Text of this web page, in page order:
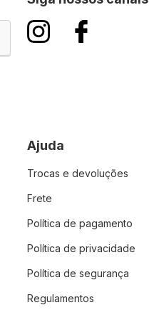
Ajuda
Trocas e devoluções
Frete
Política de pagamento
Política de privacidade
Política de segurança
Regulamentos